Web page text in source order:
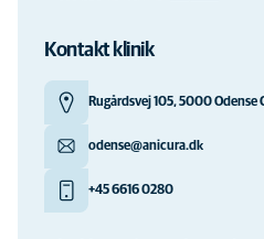
Kontakt klinik
Rugårdsvej 105, 5000 Odense
odense@anicura.dk
+45 6616 0280